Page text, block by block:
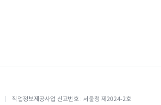
직업정보제공사업 신고번호 : 서울청 제2024-2호